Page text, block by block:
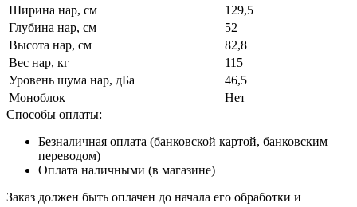
Ширина нар, см
129,5
Глубина нар, см
52
Высота нар, см
82,8
Вес нар, кг
115
Уровень шума нар, дБа
46,5
Моноблок
Нет
Способы оплаты:
Безналичная оплата (банковской картой, банковским
переводом)
Оплата наличными (в магазине)
Заказ должен быть оплачен до начала его обработки и